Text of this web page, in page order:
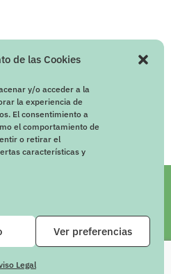
de las Cookies
y/o acceder a la
la experiencia de
El consentimiento a
el comportamiento de
o retirar el
características y
Ver preferencias
Legal